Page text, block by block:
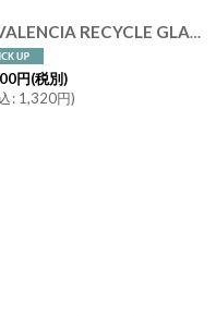
【VALENCIA RECYCLE GLASS 】インテリア ガラスボトル ベース 花瓶 フラワーアレンジント 花器 BLUE PURPLE AMBER スペイン製 アンティーク風 100％ リサイクルガラス レトロ
円(税別)
: 1,320円)